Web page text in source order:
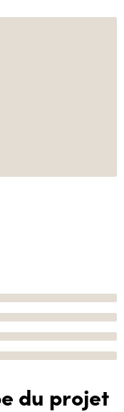
du projet